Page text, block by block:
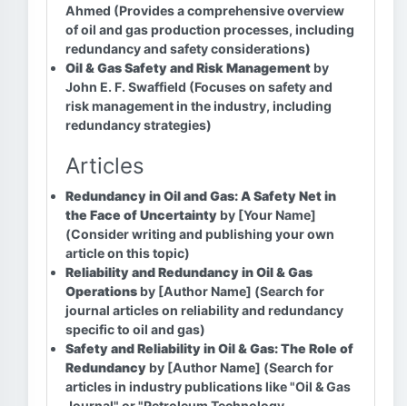
Ahmed (Provides a comprehensive overview
of oil and gas production processes, including
redundancy and safety considerations)
Oil & Gas Safety and Risk Management by
John E. F. Swaffield (Focuses on safety and
risk management in the industry, including
redundancy strategies)
Articles
Redundancy in Oil and Gas: A Safety Net in
the Face of Uncertainty by [Your Name]
(Consider writing and publishing your own
article on this topic)
Reliability and Redundancy in Oil & Gas
Operations by [Author Name] (Search for
journal articles on reliability and redundancy
specific to oil and gas)
Safety and Reliability in Oil & Gas: The Role of
Redundancy by [Author Name] (Search for
articles in industry publications like "Oil & Gas